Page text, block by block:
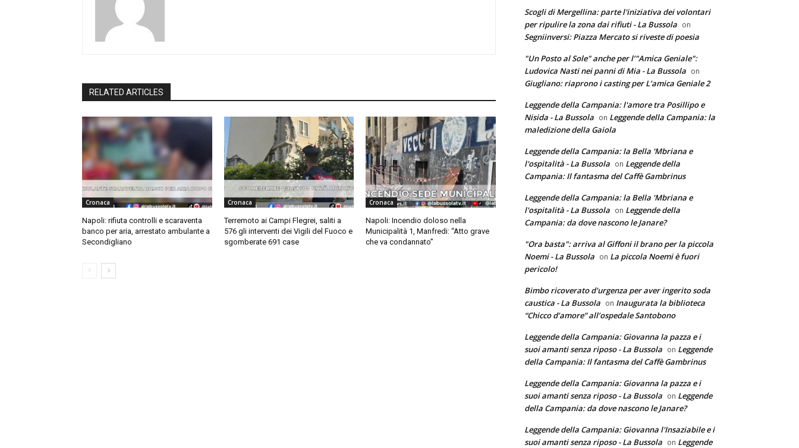
RELATED ARTICLES
Cronaca
Napoli: rifiuta controlli e scaraventa
banco per aria, arrestato ambulante a
Secondigliano
Cronaca
Terremoto ai Campi Flegrei, saliti a
576 gli interventi dei Vigili del Fuoco e
sgomberate 691 case
Cronaca
Napoli: Incendio doloso nella
Municipalità 1, Manfredi: “Atto grave
che va condannato”
Scogli di Mergellina: parte l'iniziativa dei volontari
per ripulire la zona dai rifiuti - La Bussola on
Segniinversi: Piazza Mercato si riveste di poesia
"Un Posto al Sole" anche per l’"Amica Geniale":
Ludovica Nasti nei panni di Mia - La Bussola on
Giugliano: riaprono i casting per L’amica Geniale 2
Leggende della Campania: l'amore tra Posillipo e
Nisida - La Bussola on Leggende della Campania: la
maledizione della Gaiola
Leggende della Campania: la Bella 'Mbriana e
l'ospitalità - La Bussola on Leggende della
Campania: Il fantasma del Caffè Gambrinus
Leggende della Campania: la Bella 'Mbriana e
l'ospitalità - La Bussola on Leggende della
Campania: da dove nascono le Janare?
"Ora basta": arriva al Giffoni il brano per la piccola
Noemi - La Bussola on La piccola Noemi è fuori
pericolo!
Bimbo ricoverato d'urgenza per aver ingerito soda
caustica - La Bussola on Inaugurata la biblioteca
“Chicco d’amore” all’ospedale Santobono
Leggende della Campania: Giovanna la pazza e i
suoi amanti senza riposo - La Bussola on Leggende
della Campania: Il fantasma del Caffè Gambrinus
Leggende della Campania: Giovanna la pazza e i
suoi amanti senza riposo - La Bussola on Leggende
della Campania: da dove nascono le Janare?
Leggende della Campania: Giovanna l'Insaziabile e i
suoi amanti senza riposo - La Bussola on Leggende